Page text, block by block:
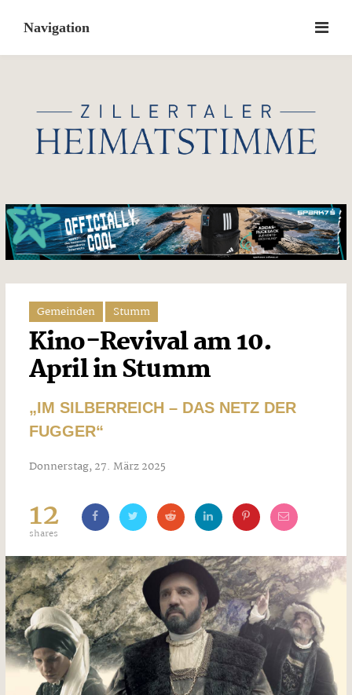
content
Gemeinden Stumm
Kino-Revival am 10.
April in Stumm
„IM SILBERREICH – DAS NETZ DER
FUGGER“
Donnerstag, 27. März 2025
12
shares